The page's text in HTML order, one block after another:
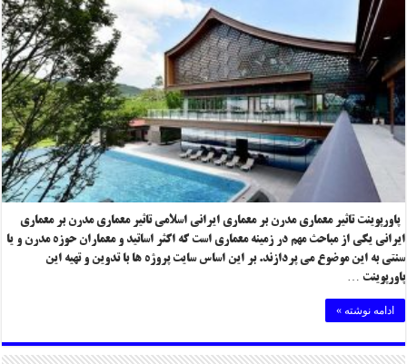
پاورپوینت تاثیر معماری مدرن بر معماری ایرانی اسلامی تاثیر معماری مدرن بر معماری
ایرانی یکی از مباحث مهم در زمینه معماری است که اکثر اساتید و معماران حوزه مدرن و یا
سنتی به این موضوع می پردازند. بر این اساس سایت پروژه ها با تدوین و تهیه این
پاورپوینت …
ادامه نوشته »